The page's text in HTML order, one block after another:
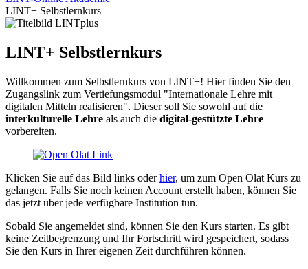
LINT+ Selbstlernkurs
LINT+ Selbstlernkurs
Willkommen zum Selbstlernkurs von LINT+! Hier finden Sie den
Zugangslink zum Vertiefungsmodul "Internationale Lehre mit
digitalen Mitteln realisieren". Dieser soll Sie sowohl auf die
interkulturelle Lehre als auch die digital-gestützte Lehre
vorbereiten.
Klicken Sie auf das Bild links oderhier, um zum Open Olat Kurs zu
gelangen. Falls Sie noch keinen Account erstellt haben, können Sie
das jetzt über jede verfügbare Institution tun.
Sobald Sie angemeldet sind, können Sie den Kurs starten. Es gibt
keine Zeitbegrenzung und Ihr Fortschritt wird gespeichert, sodass
Sie den Kurs in Ihrer eigenen Zeit durchführen können.